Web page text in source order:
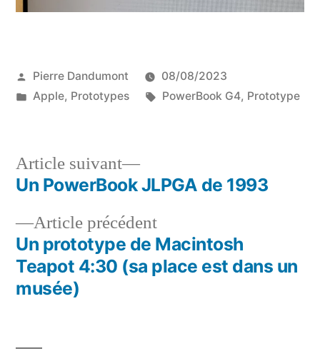
Publié
par
Pierre Dandumont
08/08/2023
Publié
Apple, Prototypes Étiquettes :
PowerBook G4, Prototype
Navigation
de
l’article
Article précédentArticle
précédent :
Un prototype de Macintosh
Teapot 4:30 (sa place est dans un
musée)
Article suivant
Article
suivant :
Un PowerBook JLPGA de 1993